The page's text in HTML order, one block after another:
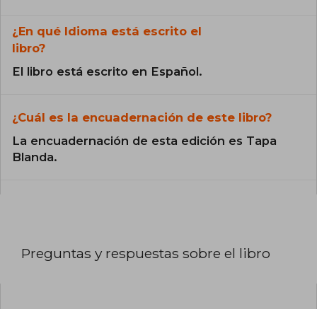
¿En qué Idioma está escrito el
libro?
El libro está escrito en Español.
¿Cuál es la encuadernación de este libro?
La encuadernación de esta edición es Tapa
Blanda.
Preguntas y respuestas sobre el libro